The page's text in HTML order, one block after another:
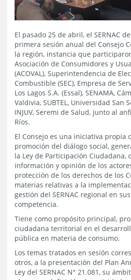
El pasado 25 de abril, el SERNAC
primera sesión anual del Consejo
la región, instancia que
Asociación de Consumidores y
(ACOVAL), Superintendencia de
Combustible (SEC), Empresa de
Los Lagos S.A. (Essal), SENAMA,
Valdivia, SUBTEL, Universidad San
INJUV, Seremi de Salud, junto al
Ríos.
El Consejo es una iniciativa propia
promoción del diálogo social,
la Ley de Participación Ciudadana,
información y opinión de los
protección de los derechos de los
materias relativas a la
gestión del SERNAC regional en
competencia.
Tiene como propósito principal,
ciudadana territorial en el
pública en materia de consumo.
Los temas tratados en sesión
otros, a la presentación del Plan
Ley del SERNAC N° 21.081, su